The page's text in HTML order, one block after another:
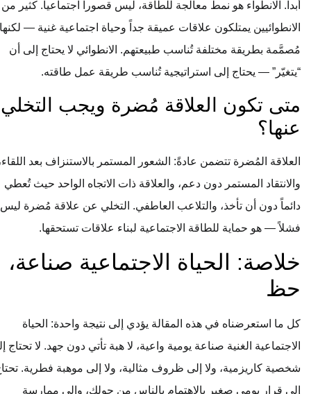
أبداً. الانطواء هو نمط معالجة للطاقة، ليس قصوراً اجتماعياً. كثير من
الانطوائيين يمتلكون علاقات عميقة جداً وحياة اجتماعية غنية — لكنها
مُصمَّمة بطريقة مختلفة تُناسب طبيعتهم. الانطوائي لا يحتاج إلى أن
“يتغيّر” — يحتاج إلى استراتيجية تُناسب طريقة عمل طاقته.
متى تكون العلاقة مُضرة ويجب التخلي
عنها؟
العلاقة المُضرة تتضمن عادةً: الشعور المستمر بالاستنزاف بعد اللقاء،
والانتقاد المستمر دون دعم، والعلاقة ذات الاتجاه الواحد حيث تُعطي
دائماً دون أن تأخذ، والتلاعب العاطفي. التخلي عن علاقة مُضرة ليس
فشلاً — هو حماية للطاقة الاجتماعية لبناء علاقات تستحقها.
خلاصة: الحياة الاجتماعية صناعة، لا
حظ
كل ما استعرضناه في هذه المقالة يؤدي إلى نتيجة واحدة: الحياة
الاجتماعية الغنية صناعة يومية واعية، لا هبة تأتي دون جهد. لا تحتاج إلى
شخصية كاريزمية، ولا إلى ظروف مثالية، ولا إلى موهبة فطرية. تحتاج
إلى قرار يومي صغير بالاهتمام بالناس من حولك، وإلى ممارسة